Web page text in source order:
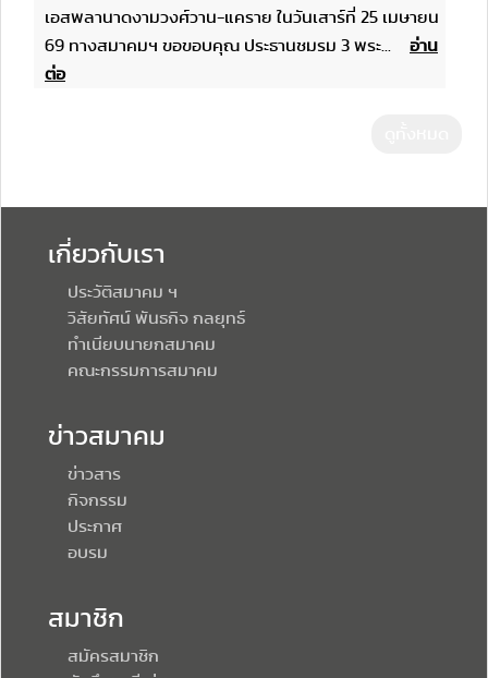
เอสพลานาดงามวงศ์วาน-แคราย ในวันเสาร์ที่ 25 เมษายน
69 ทางสมาคมฯ ขอขอบคุณ ประธานชมรม 3 พระ... อ่าน
ต่อ
เกี่ยวกับเรา
ประวัติสมาคม ฯ
วิสัยทัศน์ พันธกิจ กลยุทธ์
ทำเนียบนายกสมาคม
คณะกรรมการสมาคม
ข่าวสมาคม
ข่าวสาร
กิจกรรม
ประกาศ
อบรม
สมาชิก
สมัครสมาชิก